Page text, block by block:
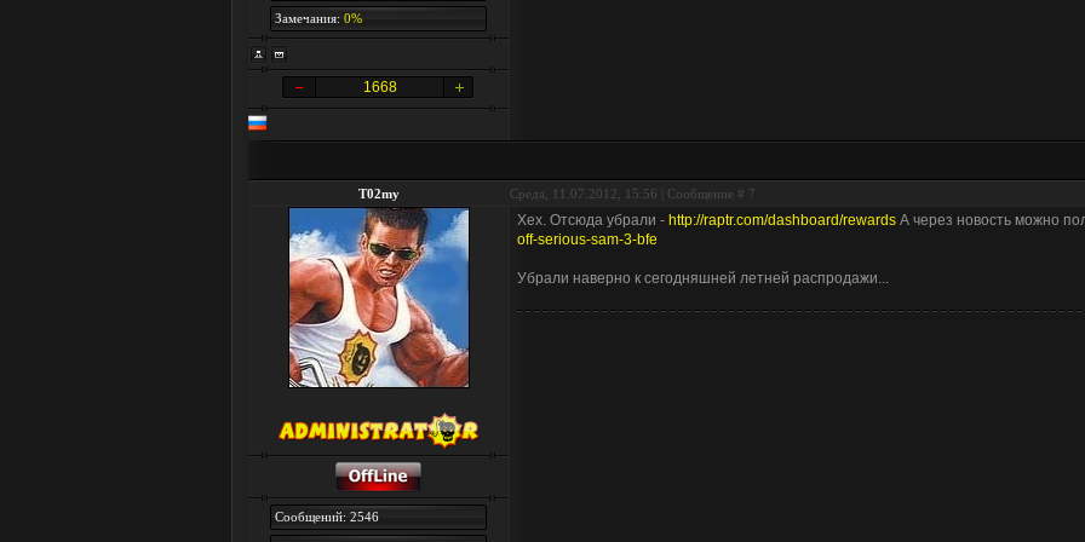
Замечания: 0%
1668
T02my Среда, 11.07.2012, 15:56 | Сообщение # 7
Сообщений: 2546
Хех. Отсюда убрали - http://raptr.com/dashboard/rewards А через новость можно
off-serious-sam-3-bfe
Убрали наверно к сегодняшней летней распродажи...